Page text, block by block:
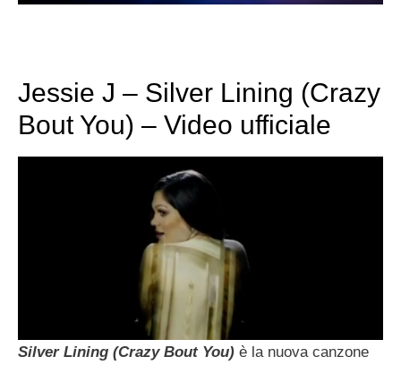
Jessie J – Silver Lining (Crazy
Bout You) – Video ufficiale
Silver Lining (Crazy Bout You) è la nuova canzone